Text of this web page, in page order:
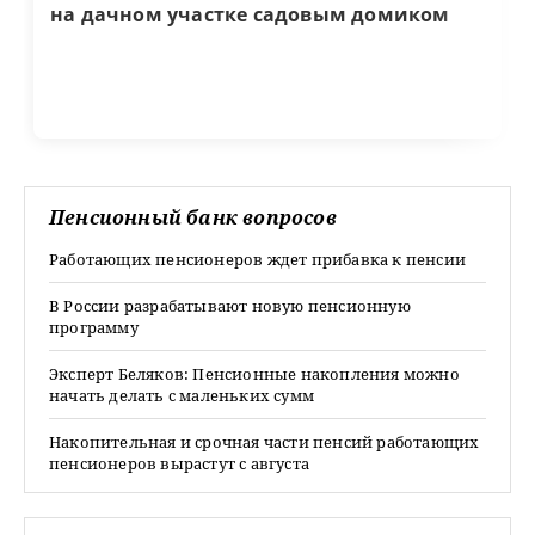
на дачном участке садовым домиком
Пенсионный банк вопросов
Работающих пенсионеров ждет прибавка к пенсии
В России разрабатывают новую пенсионную
программу
Эксперт Беляков: Пенсионные накопления можно
начать делать с маленьких сумм
Накопительная и срочная части пенсий работающих
пенсионеров вырастут с августа